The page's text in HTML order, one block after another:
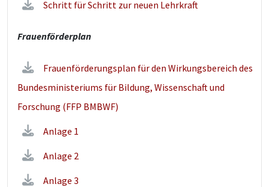
Schritt für Schritt zur neuen Lehrkraft
Frauenförderplan
Frauenförderungsplan für den Wirkungsbereich des
Bundesministeriums für Bildung, Wissenschaft und
Forschung (FFP BMBWF)
Anlage 1
Anlage 2
Anlage 3